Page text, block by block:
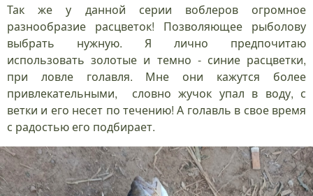
Так же у данной серии воблеров огромное
разнообразие расцветок! Позволяющее рыболову
выбрать нужную. Я лично предпочитаю
использовать золотые и темно - синие расцветки,
при ловле голавля. Мне они кажутся более
привлекательными, словно жучок упал в воду, с
ветки и его несет по течению! А голавль в свое время
с радостью его подбирает.